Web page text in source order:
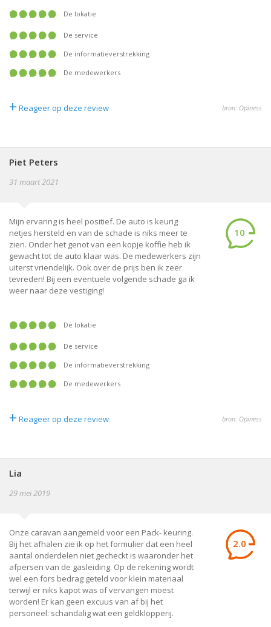
De lokatie
De service
De informatieverstrekking
De medewerkers
+ Reageer op deze review bron: Opiness
Piet Peters
31 maart 2021
Mijn ervaring is heel positief. De auto is keurig
netjes hersteld en van de schade is niks meer te
zien. Onder het genot van een kopje koffie heb ik
gewacht tot de auto klaar was. De medewerkers zijn
uiterst vriendelijk. Ook over de prijs ben ik zeer
tevreden! Bij een eventuele volgende schade ga ik
weer naar deze vestiging!
10
De lokatie
De service
De informatieverstrekking
De medewerkers
+ Reageer op deze review bron: Opiness
Lia
29 mei 2019
Onze caravan aangemeld voor een Pack- keuring.
Bij het afhalen zie ik op het formulier dat een heel
aantal onderdelen niet gecheckt is waaronder het
afpersen van de gasleiding. Op de rekening wordt
wel een fors bedrag geteld voor klein materiaal
terwijl er niks kapot was of vervangen moest
worden! Er kan geen excuus van af bij het
personeel: schandalig wat een geldklopperij.
2.0